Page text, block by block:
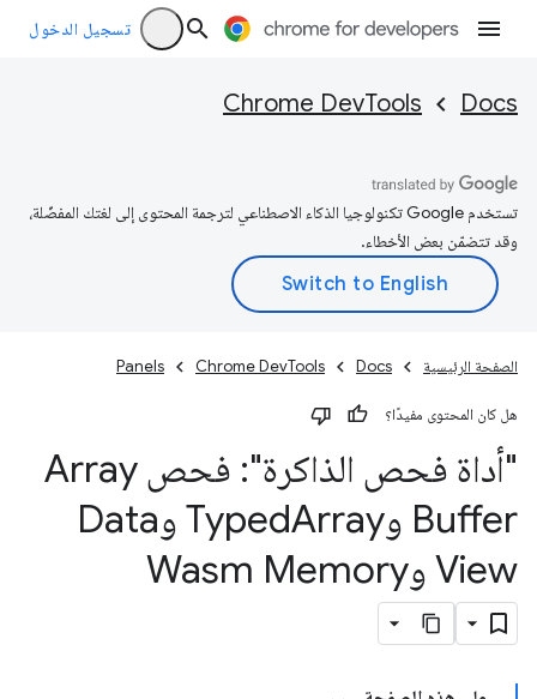
تسجيل الدخول
Docs
Chrome DevTools
تستخدم Google تكنولوجيا الذكاء الاصطناعي لترجمة المحتوى إلى لغتك المفضّلة،
وقد تتضمّن بعض الأخطاء.
الصفحة الرئيسية Docs
Chrome DevTools
Panels
هل كان المحتوى مفيدًا؟
"أداة فحص الذاكرة": فحص Array
Buffer وTyped
Array وData
View وWasm Memory